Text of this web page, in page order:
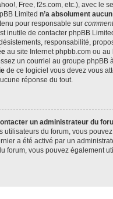
Free, f2s.com, etc.), avec le
Limited n’a absolument
pour responsable sur comment
inutile de contacter phpBB
responsabilité,
au site Internet phpbb.com ou
un courriel au groupe phpBB
de ce logiciel vous devez vous
réponse du tout.
un administrateur du
utilisateurs du forum, vous
a été activé par un
forum, vous pouvez également